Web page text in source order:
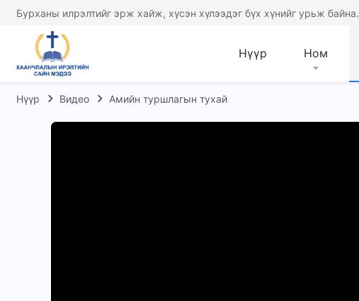
Бурханы илрэлтийг эрж хайж, хүсэн хүлээдэг бүх хүнийг урьж байна.
Нүүр Ном
Нүүр Видео Амийн туршлагын тухай